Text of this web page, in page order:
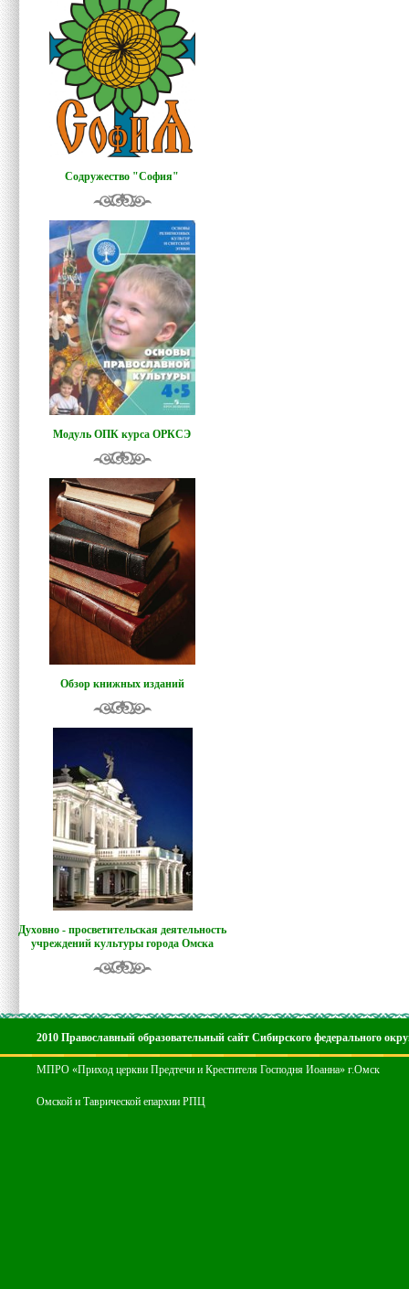
Содружество "София"
Модуль ОПК курса ОРКСЭ
Обзор книжных изданий
Духовно - просветительская деятельность
учреждений культуры города Омска
2010 Православный образовательный сайт Сибирского федерального
МПРО «Приход церкви Предтечи и Крестителя Господня Иоанна» г.Омск
Омской и Таврической епархии РПЦ